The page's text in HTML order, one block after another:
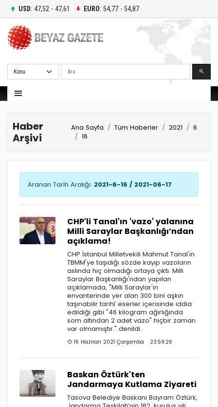
USD: 47,52 - 47,61 EURO: 54,77 - 54,87
Ara
Haber
Arşivi
Ana Sayfa Tüm Haberler 2021
6
16
Aranan Tarih Aralığı: 2021-6-16 / 2021-06-17
CHP'li Tanal'ın 'vazo' yalanına
Milli Saraylar Başkanlığı’ndan
açıklama!
CHP İstanbul Milletvekili Mahmut Tanal'ın
TBMM'ye taşıdığı sözde kayıp vazoların
aslında hiç olmadığı ortaya çıktı. Milli
Saraylar Başkanlığı'ndan yapılan
açıklamada, "Milli Saraylar'ın
envanterinde yer alan 300 bini aşkın
taşınabilir tarihî eserler içerisinde iddia
edildiği gibi "46 kilogram ağırlığında
som altından 2 adet vazo" hiçbir zaman
var olmamıştır." denildi.
16 Haziran 2021 Çarşamba 23:59:26
Baskan Öztürk'ten
Jandarmaya Kutlama Ziyareti
Tasova Belediye Baskani Bayram Öztürk,